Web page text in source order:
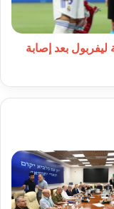
بعد إصابة